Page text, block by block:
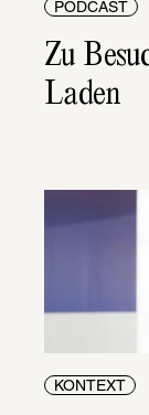
PODCAST
Zu
Laden
KONTEXT